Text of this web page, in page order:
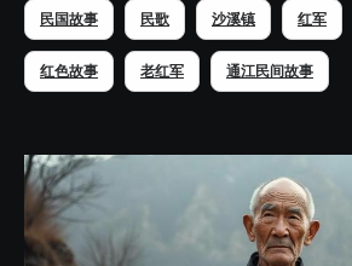
民国故事 民歌 沙溪镇 红军
红色故事 老红军 通江民间故事